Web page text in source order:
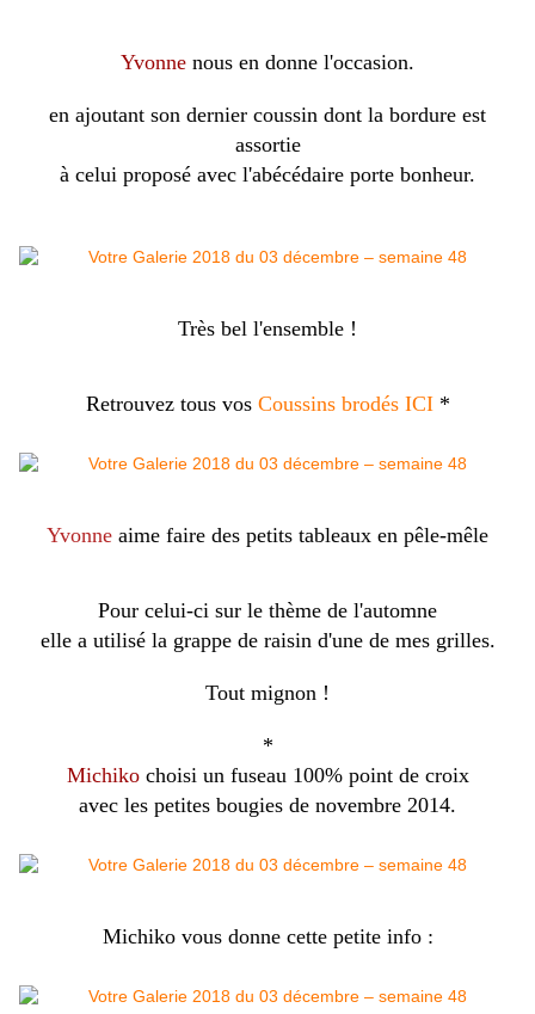
Yvonne nous en donne l'occasion.
en ajoutant son dernier coussin dont la bordure est
assortie
à celui proposé avec l'abécédaire porte bonheur.
Très bel l'ensemble !
Retrouvez tous vosCoussins brodés ICI*
Yvonne aime faire des petits tableaux en pêle-mêle
Pour celui-ci sur le thème de l'automne
elle a utilisé la grappe de raisin d'une de mes grilles.
Tout mignon !
*
Michiko choisi un fuseau 100% point de croix
avec les petites bougies de novembre 2014.
Michiko vous donne cette petite info :